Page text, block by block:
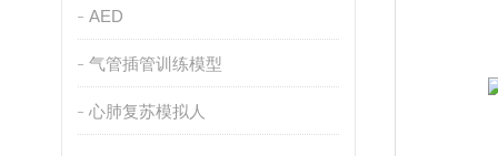
AED
气管插管训练模型
心肺复苏模拟人